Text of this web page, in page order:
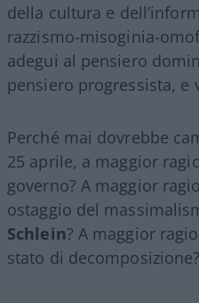
della cultura e
razzismo-misoginia-
adegui al pensiero
pensiero progressista, e
Perché mai dovrebbe
25 aprile, a maggior
governo? A maggior
ostaggio del
Schlein? A maggior
stato di decomposizione?